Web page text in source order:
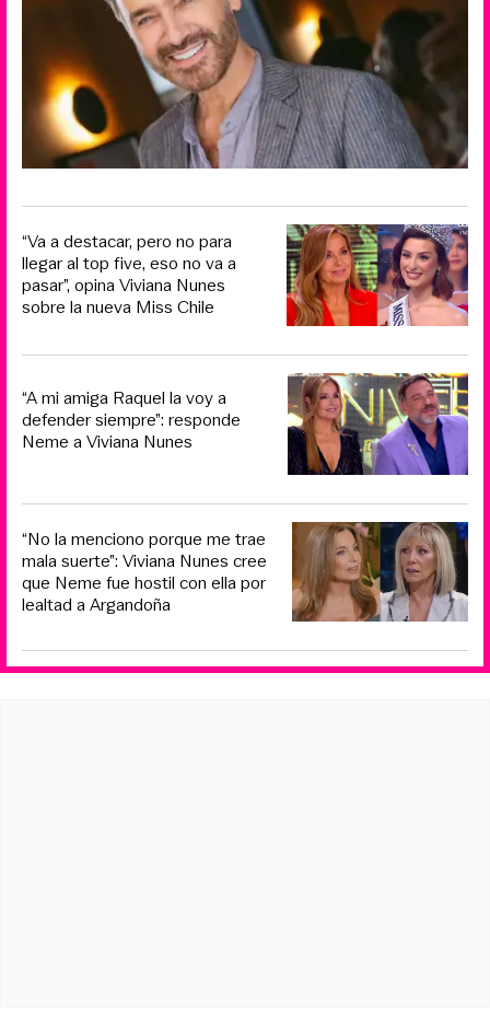
“Va a destacar, pero no para
llegar al top five, eso no va a
pasar”, opina Viviana Nunes
sobre la nueva Miss Chile
“A mi amiga Raquel la voy a
defender siempre”: responde
Neme a Viviana Nunes
“No la menciono porque me trae
mala suerte”: Viviana Nunes cree
que Neme fue hostil con ella por
lealtad a Argandoña